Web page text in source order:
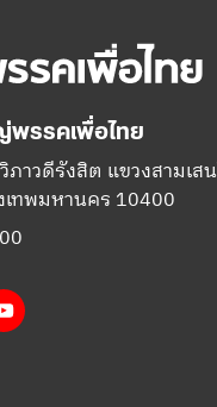
พรรคเพื่อไทย
าวดีรังสิต แขวงสามเส
ทพมหานคร 10400